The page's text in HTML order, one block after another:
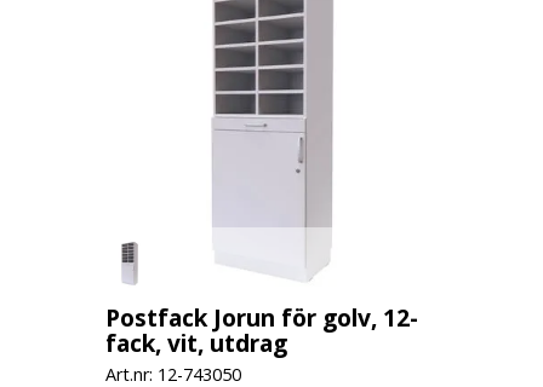
Postfack Jorun för golv, 12-
fack, vit, utdrag
Art.nr: 12-743050